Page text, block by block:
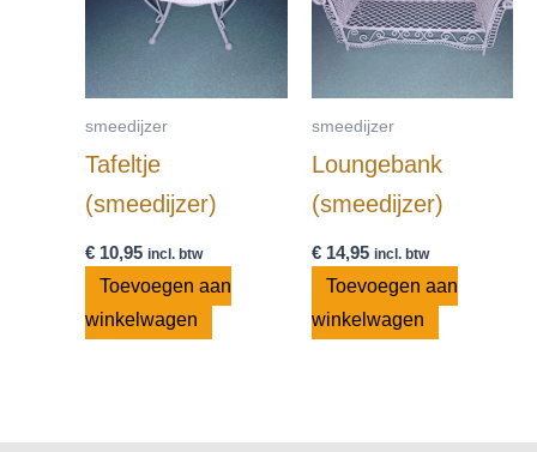
smeedijzer
Tafeltje
(smeedijzer)
€ 10,95 incl. btw
Toevoegen aan
winkelwagen
smeedijzer
Loungebank
(smeedijzer)
€14,95 incl. btw
Toevoegen aan
winkelwagen